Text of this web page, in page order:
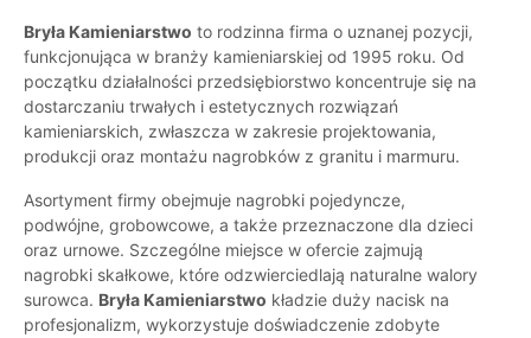
Bryła Kamieniarstwo to rodzinna firma o uznanej pozycji,
funkcjonująca w branży kamieniarskiej od 1995 roku. Od
początku działalności przedsiębiorstwo koncentruje się na
dostarczaniu trwałych i estetycznych rozwiązań
kamieniarskich, zwłaszcza w zakresie projektowania,
produkcji oraz montażu nagrobków z granitu i marmuru.
Asortyment firmy obejmuje nagrobki pojedyncze,
podwójne, grobowcowe, a także przeznaczone dla dzieci
oraz urnowe. Szczególne miejsce w ofercie zajmują
nagrobki skałkowe, które odzwierciedlają naturalne walory
surowca. Bryła Kamieniarstwo kładzie duży nacisk na
profesjonalizm, wykorzystuje doświadczenie zdobyte